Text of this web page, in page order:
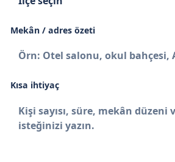
Mekân / adres özeti
Kısa ihtiyaç